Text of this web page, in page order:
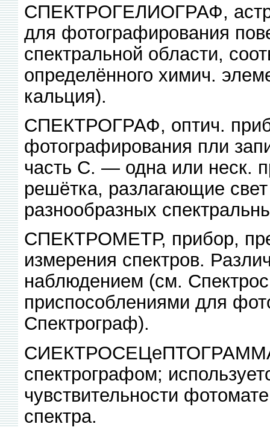
СПЕКТРОГЕЛИОГРАФ,
для фотографирования
спектральной области,
определённого химич.
кальция).
СПЕКТРОГРАФ, оптич.
фотографирования пли
часть С. — одна или неск.
решётка, разлагающие
разнообразных
СПЕКТРОМЕТР, прибор,
измерения спектров.
наблюдением (см.
приспособлениями для
Спектрограф).
СИЕКТРОСЕЦеПТОГРАММА,
спектрографом;
чувствительности
спектра.